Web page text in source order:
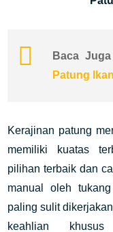
Baca
Patung
Kerajinan patung
memiliki kuatas
pilihan terbaik dan
manual oleh
paling sulit
keahlian